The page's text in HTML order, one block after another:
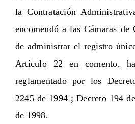
la Contratación
encomendó a las Cámaras
de administrar el registro
Artículo 22 en comento,
reglamentado por los
2245 de 1994 ; Decreto 194
de 1998.